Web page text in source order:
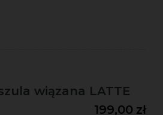
wiązana LATTE
199,00 zł